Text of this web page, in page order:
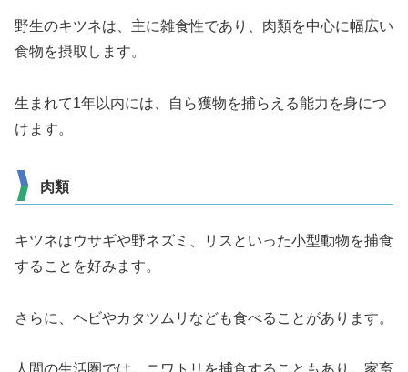
野生のキツネは、主に雑食性であり、肉類を中心に幅広い
食物を摂取します。
生まれて1年以内には、自ら獲物を捕らえる能力を身につ
けます。
肉類
キツネはウサギや野ネズミ、リスといった小型動物を捕食
することを好みます。
さらに、ヘビやカタツムリなども食べることがあります。